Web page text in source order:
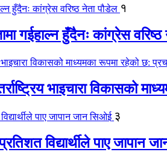
१
गईहाल्न हुँदैनः कांग्रेस
भाइचारा विकासको
३
विद्यार्थीले पाए जापान